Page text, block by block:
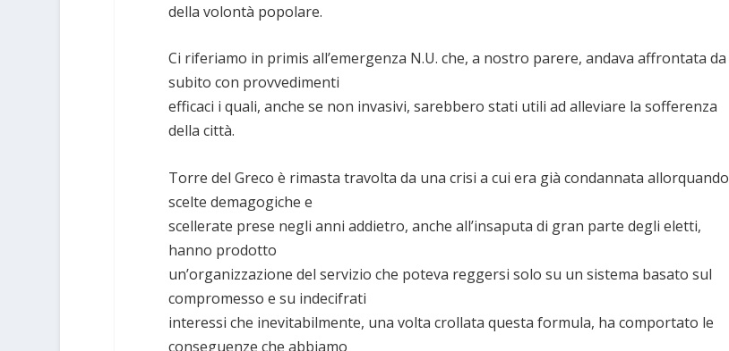
della volontà popolare.
Ci riferiamo in primis all’emergenza N.U. che, a nostro parere, andava affrontata da
subito con provvedimenti
efficaci i quali, anche se non invasivi, sarebbero stati utili ad alleviare la sofferenza
della città.
Torre del Greco è rimasta travolta da una crisi a cui era già condannata allorquando
scelte demagogiche e
scellerate prese negli anni addietro, anche all’insaputa di gran parte degli eletti,
hanno prodotto
un’organizzazione del servizio che poteva reggersi solo su un sistema basato sul
compromesso e su indecifrati
interessi che inevitabilmente, una volta crollata questa formula, ha comportato le
conseguenze che abbiamo